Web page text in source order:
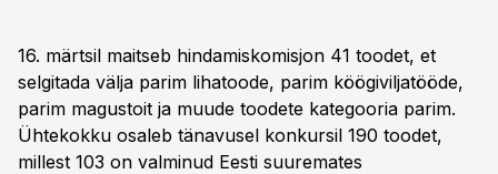
16. märtsil maitseb hindamiskomisjon 41 toodet, et
selgitada välja parim lihatoode, parim köögiviljatööde,
parim magustoit ja muude toodete kategooria parim.
Ühtekokku osaleb tänavusel konkursil 190 toodet,
millest 103 on valminud Eesti suuremates